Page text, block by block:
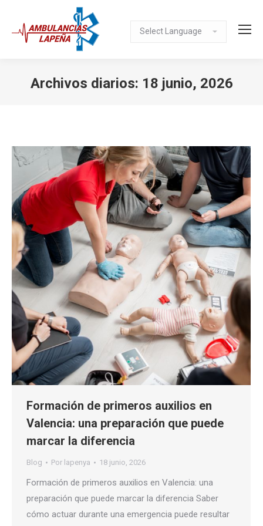
Archivos diarios: 18 junio, 2026
Formación de primeros auxilios en
Valencia: una preparación que puede
marcar la diferencia
Blog Por lapenya 18 junio, 2026
Formación de primeros auxilios en Valencia: una
preparación que puede marcar la diferencia Saber
cómo actuar durante una emergencia puede resultar